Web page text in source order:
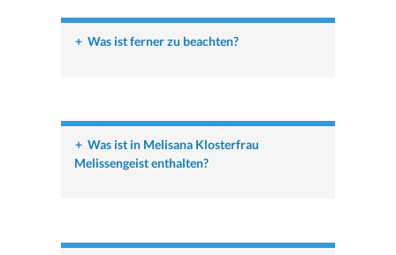
+ Was ist ferner zu beachten?
+ Was ist in Melisana Klosterfrau
Melissengeist enthalten?